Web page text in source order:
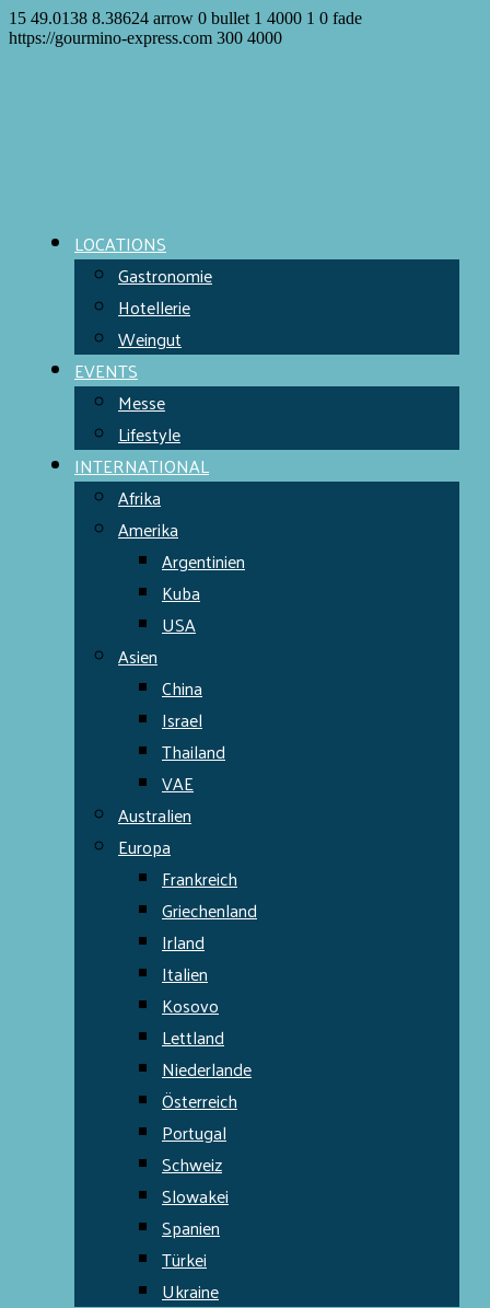
15 49.0138 8.38624 arrow 0 bullet 1 4000 1 0 fade
https://gourmino-express.com 300 4000
LOCATIONS
Gastronomie
Hotellerie
Weingut
EVENTS
Messe
Lifestyle
INTERNATIONAL
Afrika
Amerika
Argentinien
Kuba
USA
Asien
China
Israel
Thailand
VAE
Australien
Europa
Frankreich
Griechenland
Irland
Italien
Kosovo
Lettland
Niederlande
Österreich
Portugal
Schweiz
Slowakei
Spanien
Türkei
Ukraine